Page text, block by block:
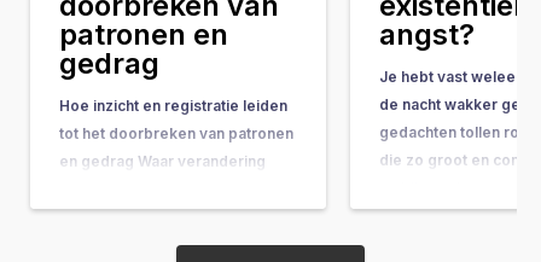
patronen en
gedrag
Hoe inzicht en registratie leiden
tot het doorbreken van patronen
en gedrag Waar verandering
concrete do’s & don’ts, tips &
tricks en noem maar op, wordt
angst?
Je hebt vast weleens
de nacht wakker
gedachten tollen
die zo groot en
lijken. Vragen als: